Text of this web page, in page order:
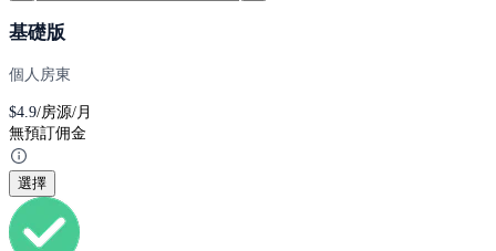
基礎版
個人房東
$4.9/房源/月
無預訂佣金
選擇